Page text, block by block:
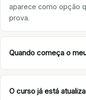
aparece como opção
prova.
Quando começa o
O curso já está